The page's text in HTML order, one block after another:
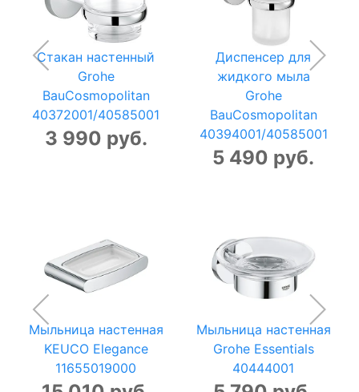
Стакан настенный
Grohe
BauCosmopolitan
40372001/40585001
3 990 руб.
Диспенсер для
жидкого мыла
Grohe
BauCosmopolitan
40394001/40585001
5 490 руб.
Мыльница настенная
KEUCO Elegance
11655019000
Мыльница настенная
Grohe Essentials
40444001